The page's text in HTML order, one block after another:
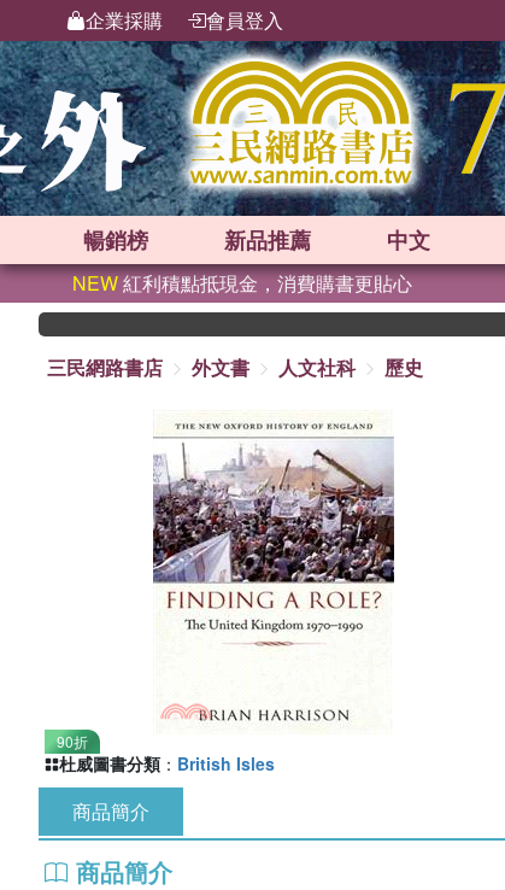
企業採購 會員登入
暢銷榜 新品推薦 中文
NEW紅利積點抵現金，消費購書更貼心
三民網路書店
外文書 人文社科 歷史
90折
杜威圖書分類 ： British Isles
商品簡介
商品簡介